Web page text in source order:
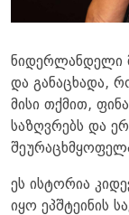
ნიდერლანდელი
და განაცხადა,
მისი თქმით,
საზღვრებს და
ეს ისტორია
იყო ეპშტეინის